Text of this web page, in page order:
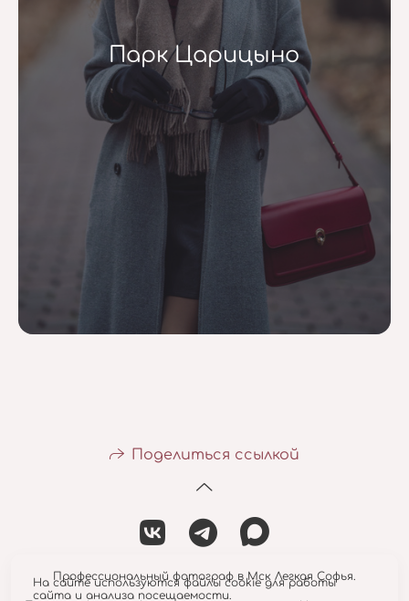
Парк Царицыно
Поделиться ссылкой
Профессиональный фотограф в Мск Легкая Софья.
На сайте используются файлы cookie для работы
сайта и анализа посещаемости.